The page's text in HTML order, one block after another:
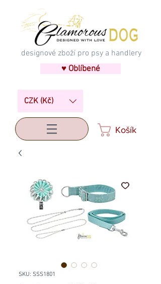
designové zboží pro psy a handlery
♥ Oblíbené
CZK (Kč)
Košík
SKU: SSS1801